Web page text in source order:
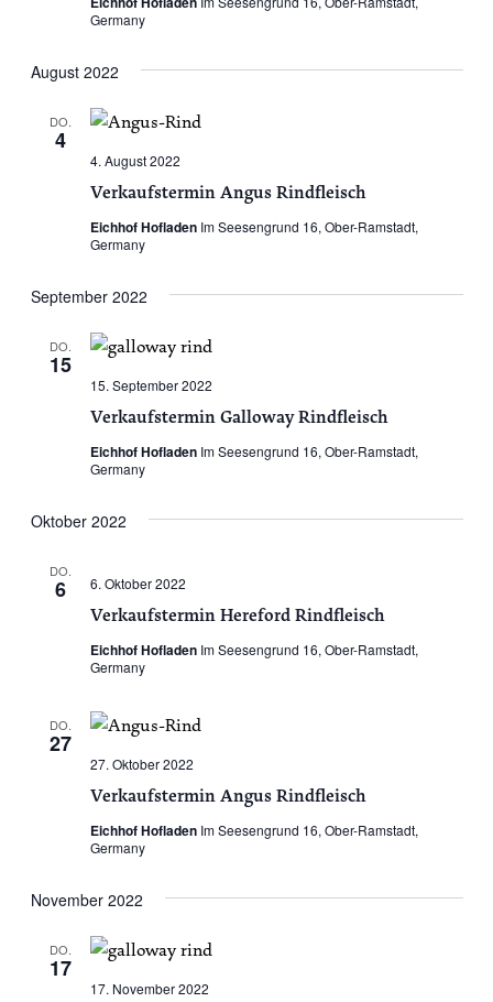
Germany
August 2022
DO.
4
Verkaufstermin Angus Rindfleisch
4. August 2022
Eichhof Hofladen Im Seesengrund 16, Ober-Ramstadt,
Germany
September 2022
DO.
15
Verkaufstermin Galloway Rindfleisch
15. September 2022
Eichhof Hofladen Im Seesengrund 16, Ober-Ramstadt,
Germany
Oktober 2022
DO.
6
Verkaufstermin Hereford Rindfleisch
6. Oktober 2022
Eichhof Hofladen Im Seesengrund 16, Ober-Ramstadt,
Germany
DO.
27
Verkaufstermin Angus Rindfleisch
27. Oktober 2022
Eichhof Hofladen Im Seesengrund 16, Ober-Ramstadt,
Germany
November 2022
DO.
17
17. November 2022